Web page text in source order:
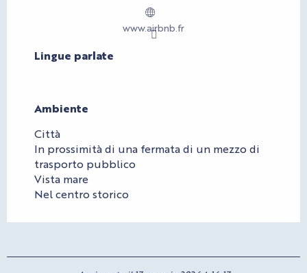
www.airbnb.fr
Lingue parlate
Lingue parlate
Ambiente
Ambiente
Città
In prossimità di una fermata di un mezzo di
trasporto pubblico
Vista mare
Nel centro storico